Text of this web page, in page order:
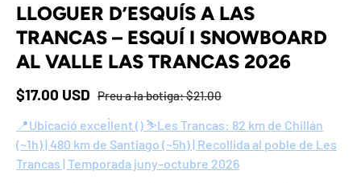
LLOGUER D’ESQUÍS A LAS
TRANCAS – ESQUÍ I SNOWBOARD
AL VALLE LAS TRANCAS 2026
Preu web
$17.00 USD Preu a la botiga
Preu a la botiga:$21.00
📍Ubicació excel·lent () ⛷️Les Trancas: 82 km de Chillán
(~1h) | 480 km de Santiago (~5h) | Recollida al poble de Les
Trancas | Temporada juny–octubre 2026